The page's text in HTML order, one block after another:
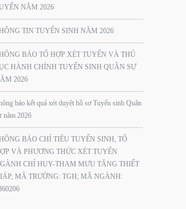
NĂM 2026
TIN TUYỂN SINH NĂM 2026
BÁO TỔ HỢP XÉT TUYỂN VÀ THỦ
HÀNH CHÍNH TUYỂN SINH QUÂN SỰ
2026
báo kết quả xét duyệt hồ sơ Tuyển sinh Quân
năm 2026
BÁO CHỈ TIÊU TUYỂN SINH, TỔ
VÀ PHƯƠNG THỨC XÉT TUYỂN
CHỈ HUY-THAM MƯU TĂNG THIẾT
MÃ TRƯỜNG: TGH; MÃ NGÀNH: